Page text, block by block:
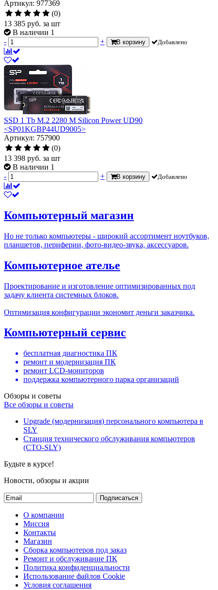
Артикул: 977369
(0)
13 385 руб. за шт
В наличии 1
-
+ В корзину Добавлено
SSD 1 Tb M.2 2280 M Silicon Power UD90
<SP01KGBP44UD9005>
Артикул: 757900
(0)
13 398 руб. за шт
В наличии 1
-
+ В корзину Добавлено
Компьютерный магазин
Но не только компьютеры - широкий ассортимент ноутбуков,
планшетов, периферии, фото-видео-звука, аксессуаров.
Компьютерное ателье
Проектирование и изготовление оптимизированных под
задачу клиента системных блоков.
Оптимизация конфигурации экономит деньги заказчика.
Компьютерный сервис
бесплатная диагностика ПК
ремонт и модернизация ПК
ремонт LCD-мониторов
поддержка компьютерного парка организаций
Обзоры и советы
Все обзоры и советы
Upgrade (модернизация) персонального компьютера в
SLY
Станция технического обслуживания компьютеров
(СТО-SLY)
Будьте в курсе!
Новости, обзоры и акции
Подписаться
О компании
Миссия
Контакты
Магазин
Сборка компьютеров под заказ
Ремонт и обслуживание ПК
Политика конфиденциальности
Использование файлов Cookie
Условия соглашения